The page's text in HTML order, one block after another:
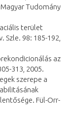
Tudomány
terület
98: 185-192,
az
313, 2005.
szerepe a
Fül-Orr-